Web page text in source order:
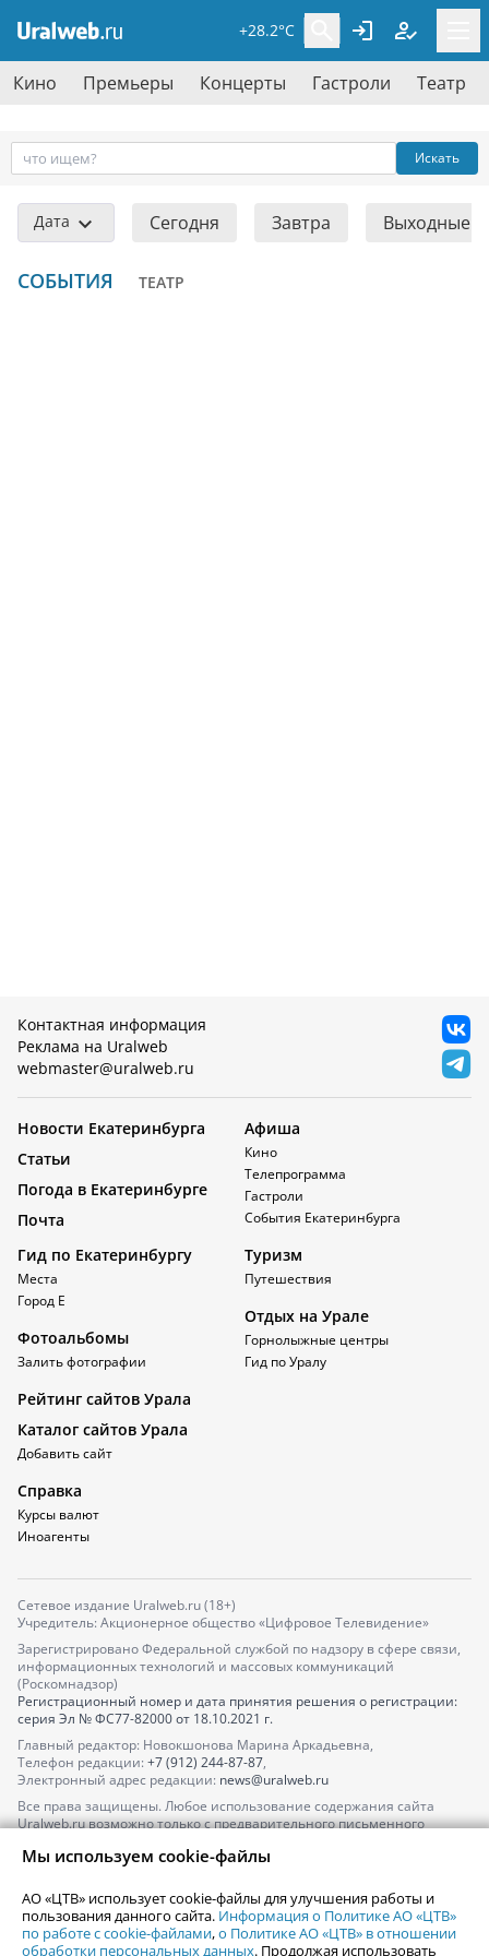
+28.2°C
Кино Премьеры Концерты Гастроли Театр
Искать
Дата Сегодня Завтра Выходные
СОБЫТИЯ ТЕАТР
Контактная информация
Реклама на Uralweb
webmaster@uralweb.ru
Новости Екатеринбурга
Статьи
Погода в Екатеринбурге
Почта
Афиша
Кино
Телепрограмма
Гастроли
События Екатеринбурга
Гид по Екатеринбургу
Места
Город Е
Фотоальбомы
Залить фотографии
Туризм
Путешествия
Отдых на Урале
Горнолыжные центры
Гид по Уралу
Рейтинг сайтов Урала
Каталог сайтов Урала
Добавить сайт
Справка
Курсы валют
Иноагенты
Сетевое издание Uralweb.ru (18+)
Учредитель: Акционерное общество «Цифровое Телевидение»
Зарегистрировано Федеральной службой по надзору в сфере связи,
информационных технологий и массовых коммуникаций
(Роскомнадзор)
Регистрационный номер и дата принятия решения о регистрации:
серия Эл № ФС77-82000от 18.10.2021 г.
Главный редактор: Новокшонова Марина Аркадьевна,
Телефон редакции: +7 (912) 244-87-87,
Электронный адрес редакции: news@uralweb.ru
Все права защищены. Любое использование содержания сайта
Uralweb.ru возможно только с предварительного письменного
По вопросам размещения рекламы обращайтесь по тел.
По вопросам размещения информации в разделе «Афиша»
afisha@uralweb.ru
Мы используем cookie-файлы
АО «ЦТВ» использует cookie-файлы для улучшения работы и
пользования данного сайта. Информация о Политике АО «ЦТВ»
по работе с cookie-файлами,о Политике АО «ЦТВ» в отношении
обработки персональных данных. Продолжая использовать